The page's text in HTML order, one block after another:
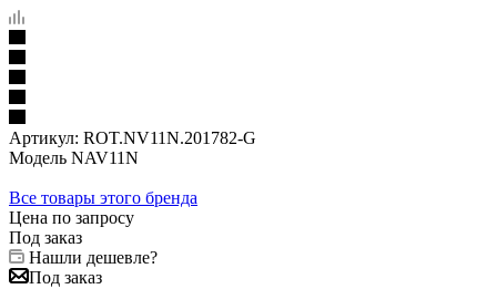
Артикул: ROT.NV11N.201782-G
Модель NAV11N
Все товары этого бренда
Цена по запросу
Под заказ
Нашли дешевле?
Под заказ